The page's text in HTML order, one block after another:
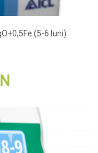
(5-6 luni)